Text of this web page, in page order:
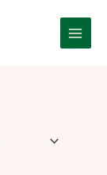
Main